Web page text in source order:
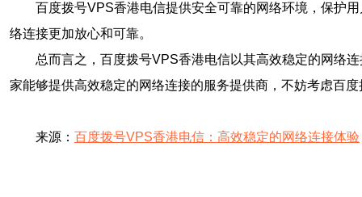
百度拨号VPS香港电信提供安全可靠的网络环境，保护
络连接更加放心和可靠。
总而言之，百度拨号VPS香港电信以其高效稳定的网络
家能够提供高效稳定的网络连接的服务提供商，不妨考虑百
来源： 百度拨号VPS香港电信：高效稳定的网络连接体验